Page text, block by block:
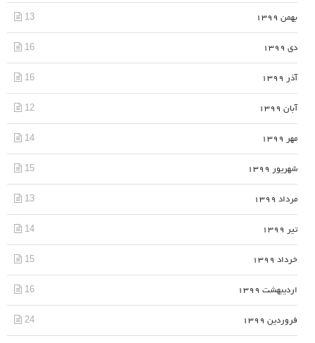
بهمن 1399 13
دی 1399 16
آذر 1399 16
آبان 1399 12
مهر 1399 14
شهریور 1399 15
مرداد 1399 13
تیر 1399 14
خرداد 1399 15
اردیبهشت 1399 16
فروردین 1399 24